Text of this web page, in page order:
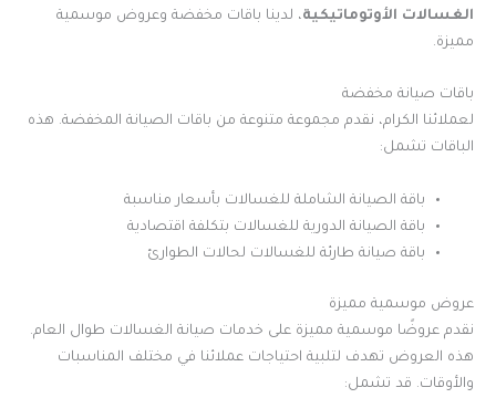
الغسالات الأوتوماتيكية، لدينا باقات مخفضة وعروض موسمية
مميزة.
باقات صيانة مخفضة
لعملائنا الكرام، نقدم مجموعة متنوعة من باقات الصيانة المخفضة. هذه
الباقات تشمل:
باقة الصيانة الشاملة للغسالات بأسعار مناسبة
باقة الصيانة الدورية للغسالات بتكلفة اقتصادية
باقة صيانة طارئة للغسالات لحالات الطوارئ
عروض موسمية مميزة
نقدم عروضًا موسمية مميزة على خدمات صيانة الغسالات طوال العام.
هذه العروض تهدف لتلبية احتياجات عملائنا في مختلف المناسبات
والأوقات. قد تشمل: